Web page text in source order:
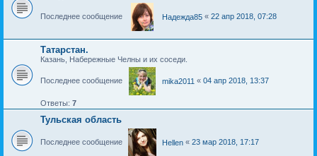
Последнее сообщение Надежда85 « 22 апр 2018, 07:28
Татарстан.
Казань, Набережные Челны и их соседи.
Последнее сообщение mika2011 « 04 апр 2018, 13:37
Ответы: 7
Тульская область
Последнее сообщение Hellen « 23 мар 2018, 17:17